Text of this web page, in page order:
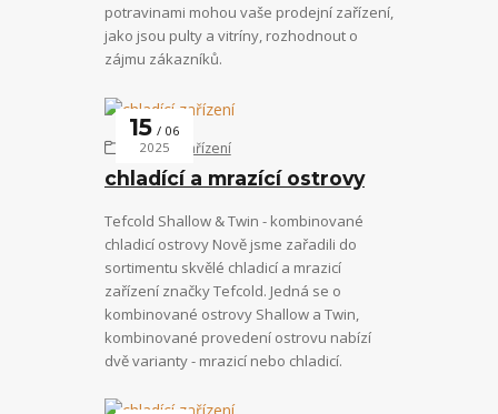
potravinami mohou vaše prodejní zařízení,
jako jsou pulty a vitríny, rozhodnout o
zájmu zákazníků.
chladící a mrazící ostrovy
15
06
2025
chladící zařízení
Tefcold Shallow & Twin - kombinované
chladicí ostrovy Nově jsme zařadili do
sortimentu skvělé chladicí a mrazicí
zařízení značky Tefcold. Jedná se o
kombinované ostrovy Shallow a Twin,
kombinované provedení ostrovu nabízí
dvě varianty - mrazicí nebo chladicí.